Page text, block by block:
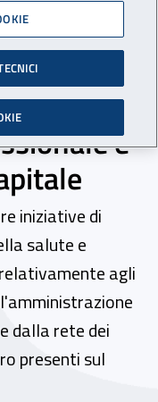
e
iniziative di
salute e
agli
dalla rete dei
presenti sul